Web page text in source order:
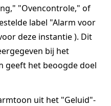
"Ovencontrole," of
label "Alarm voor
deze instantie ). Dit
bij het
geeft het beoogde doel
uit het "Geluid"-